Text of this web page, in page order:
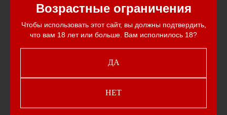
Возрастные ограничения
Чтобы использовать этот сайт, вы должны подтвердить,
что вам 18 лет или больше. Вам исполнилось 18?
ДА
НЕТ